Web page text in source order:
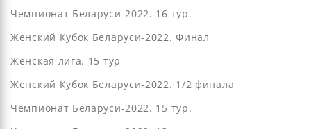
Чемпионат Беларуси-2022. 16 тур.
Женский Кубок Беларуси-2022. Финал
Женская лига. 15 тур
Женский Кубок Беларуси-2022. 1/2 финала
Чемпионат Беларуси-2022. 15 тур.